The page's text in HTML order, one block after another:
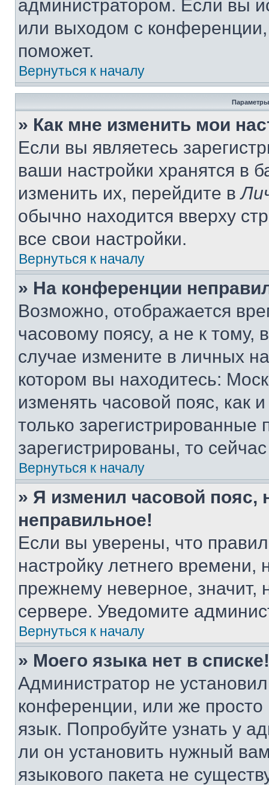
администратором. Если вы
или выходом с
поможет.
Вернуться к началу
Параметры
» Как мне изменить мои
Если вы являетесь
ваши настройки хранятся в
изменить их, перейдите в
обычно находится вверху
все свои настройки.
Вернуться к началу
» На конференции
Возможно, отображается
часовому поясу, а не к тому,
случае измените в личных
котором вы находитесь:
изменять часовой пояс, как
только
зарегистрированы, то
Вернуться к началу
» Я изменил часовой пояс,
неправильное!
Если вы уверены, что
настройку летнего
прежнему неверное, значит,
сервере. Уведомите
Вернуться к началу
» Моего языка нет в списке!
Администратор не
конференции, или же
язык. Попробуйте узнать у
ли он установить нужный
языкового пакета не